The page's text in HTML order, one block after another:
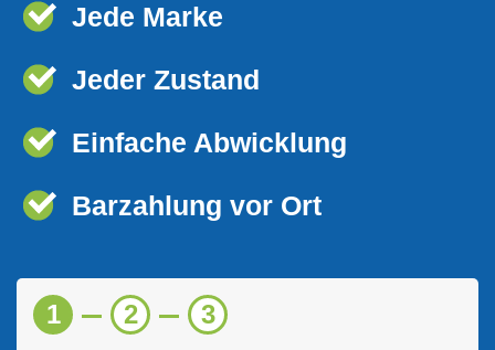
Jede Marke
Jeder Zustand
Einfache Abwicklung
Barzahlung vor Ort
1 2 3